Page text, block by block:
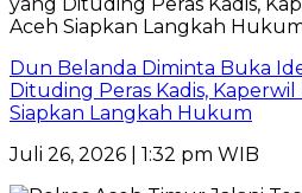
Dun Belanda Diminta Buka
Dituding Peras Kadis,
Siapkan Langkah Hukum
Juli 26, 2026 | 1:32 pm WIB